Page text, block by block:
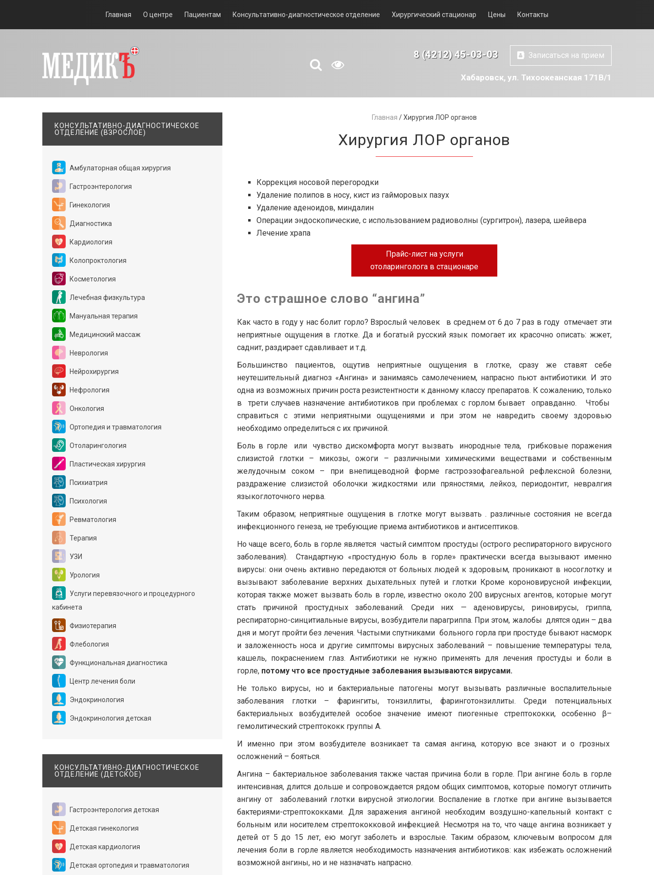
Главная О центре Пациентам Консультативно-диагностическое отделение Хирургический стационар Цены Контакты
8 (4212) 45-03-03 Записаться на прием
Хабаровск, ул. Тихоокеанская 171В/1
КОНСУЛЬТАТИВНО-ДИАГНОСТИЧЕСКОЕ
ОТДЕЛЕНИЕ (ВЗРОСЛОЕ)
Амбулаторная общая хирургия
Гастроэнтерология
Гинекология
Диагностика
Кардиология
Колопроктология
Косметология
Лечебная физкультура
Мануальная терапия
Медицинский массаж
Неврология
Нейрохирургия
Нефрология
Онкология
Ортопедия и травматология
Отоларингология
Пластическая хирургия
Психиатрия
Психология
Ревматология
Терапия
УЗИ
Урология
Услуги перевязочного и процедурного
кабинета
Физиотерапия
Флебология
Функциональная диагностика
Центр лечения боли
Эндокринология
Эндокринология детская
КОНСУЛЬТАТИВНО-ДИАГНОСТИЧЕСКОЕ
ОТДЕЛЕНИЕ (ДЕТСКОЕ)
Гастроэнтерология детская
Детская гинекология
Детская кардиология
Детская ортопедия и травматология
Главная /Хирургия ЛОР органов
Хирургия ЛОР органов
Коррекция носовой перегородки
Удаление полипов в носу, кист из гайморовых пазух
Удаление аденоидов, миндалин
Операции эндоскопические, с использованием радиоволны (сургитрон), лазера, шейвера
Лечение храпа
Прайс-лист на услуги
отоларинголога в стационаре
Это страшное слово “ангина”
Как часто в году у нас болит горло? Взрослый человек в среднем от 6 до 7 раз в году отмечает эти
неприятные ощущения в глотке. Да и богатый русский язык помогает их красочно описать: жжет,
саднит, раздирает сдавливает и т.д.
Большинство пациентов, ощутив неприятные ощущения в глотке, сразу же ставят себе
неутешительный диагноз «Ангина» и занимаясь самолечением, напрасно пьют антибиотики. И это
одна из возможных причин роста резистентности к данному классу препаратов. К сожалению, только
в трети случаев назначение антибиотиков при проблемах с горлом бывает оправданно. Чтобы
справиться с этими неприятными ощущениями и при этом не навредить своему здоровью
необходимо определиться с их причиной.
Боль в горле или чувство дискомфорта могут вызвать инородные тела, грибковые поражения
слизистой глотки – микозы, ожоги – различными химическими веществами и собственным
желудочным соком – при внепищеводной форме гастроэзофагеальной рефлексной болезни,
раздражение слизистой оболочки жидкостями или пряностями, лейкоз, периодонтит, невралгия
языкоглоточного нерва.
Таким образом; неприятные ощущения в глотке могут вызвать . различные состояния не всегда
инфекционного генеза, не требующие приема антибиотиков и антисептиков.
Но чаще всего, боль в горле является частый симптом простуды (острого респираторного вирусного
заболевания). Стандартную «простудную боль в горле» практически всегда вызывают именно
вирусы: они очень активно передаются от больных людей к здоровым, проникают в носоглотку и
вызывают заболевание верхних дыхательных путей и глотки Кроме короновирусной инфекции,
которая также может вызвать боль в горле, известно около 200 вирусных агентов, которые могут
стать причиной простудных заболеваний. Среди них — аденовирусы, риновирусы, гриппа,
респираторно-синцитиальные вирусы, возбудители парагриппа. При этом, жалобы длятся один – два
дня и могут пройти без лечения. Частыми спутниками больного горла при простуде бывают насморк
и заложенность носа и другие симптомы вирусных заболеваний – повышение температуры тела,
кашель, покраснением глаз. Антибиотики не нужно применять для лечения простуды и боли в
горле, потому что все простудные заболевания вызываются вирусами.
Не только вирусы, но и бактериальные патогены могут вызывать различные воспалительные
заболевания глотки – фарингиты, тонзиллиты, фаринготонзиллиты. Среди потенциальных
бактериальных возбудителей особое значение имеют пиогенные стрептококки, особенно β–
гемолитический стрептококк группы А.
И именно при этом возбудителе возникает та самая ангина, которую все знают и о грозных
осложнений – бояться.
Ангина – бактериальное заболевания также частая причина боли в горле. При ангине боль в горле
интенсивная, длится дольше и сопровождается рядом общих симптомов, которые помогут отличить
ангину от заболеваний глотки вирусной этиологии. Воспаление в глотке при ангине вызывается
бактериями-стрептококками. Для заражения ангиной необходим воздушно-капельный контакт с
больным или носителем стрептококковой инфекцией. Несмотря на то, что чаще ангина возникает у
детей от 5 до 15 лет, ею могут заболеть и взрослые. Таким образом, ключевым вопросом для
лечения боли в горле является необходимость назначения антибиотиков: как избежать осложнений
возможной ангины, но и не назначать напрасно.